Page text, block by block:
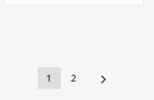
1 2 